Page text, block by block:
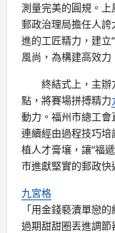
測量完美的圓規。
郵政治理局擔任人
進的工匠精力，建立
風尚，為構建高效力
終結式上，主
點，將賽場拼搏精力
動力。福州市總工會
連續經由過程技巧
植人才膏壤，讓“福
市進獻堅實的郵政快
九宮格
「用金錢褻瀆單戀
過期甜甜圈丟進調節